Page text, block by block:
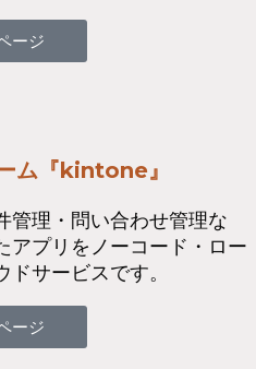
ージ
ム『kintone』
管理・問い合わせ管理な
アプリをノーコード・ロー
サービスです。
ージ